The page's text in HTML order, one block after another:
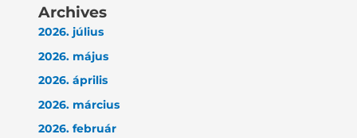
Archives
2026. július
2026. május
2026. április
2026. március
2026. február